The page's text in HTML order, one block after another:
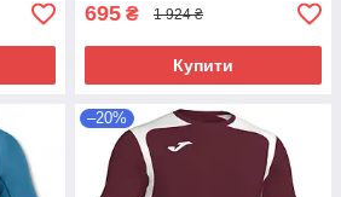
695 ₴ 1 924 ₴
Купити
–20%